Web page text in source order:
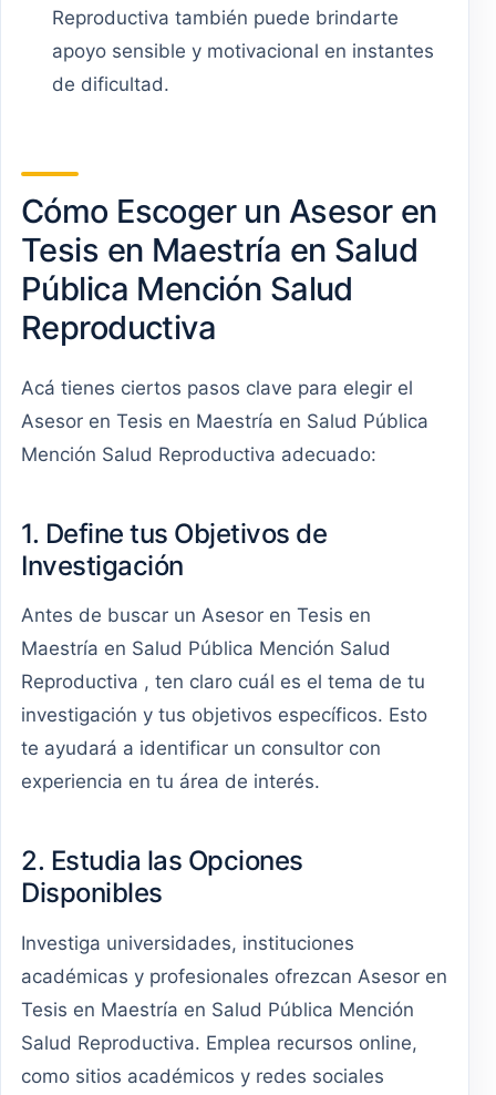
Reproductiva también puede brindarte
apoyo sensible y motivacional en instantes
de dificultad.
Cómo Escoger un Asesor en
Tesis en Maestría en Salud
Pública Mención Salud
Reproductiva
Acá tienes ciertos pasos clave para elegir el
Asesor en Tesis en Maestría en Salud Pública
Mención Salud Reproductiva adecuado:
1. Define tus Objetivos de
Investigación
Antes de buscar un Asesor en Tesis en
Maestría en Salud Pública Mención Salud
Reproductiva , ten claro cuál es el tema de tu
investigación y tus objetivos específicos. Esto
te ayudará a identificar un consultor con
experiencia en tu área de interés.
2. Estudia las Opciones
Disponibles
Investiga universidades, instituciones
académicas y profesionales ofrezcan Asesor en
Tesis en Maestría en Salud Pública Mención
Salud Reproductiva. Emplea recursos online,
como sitios académicos y redes sociales